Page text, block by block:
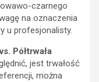
czarnego
na oznaczenia
u profesjonalisty.
Półtrwała
jest trwałość
można